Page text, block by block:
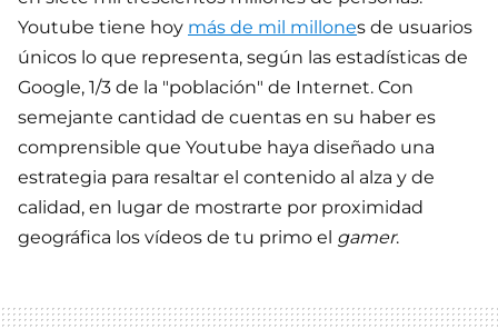
Youtube tiene hoy más de mil millones de usuarios
únicos lo que representa, según las estadísticas de
Google, 1/3 de la "población" de Internet. Con
semejante cantidad de cuentas en su haber es
comprensible que Youtube haya diseñado una
estrategia para resaltar el contenido al alza y de
calidad, en lugar de mostrarte por proximidad
geográfica los vídeos de tu primo el gamer.